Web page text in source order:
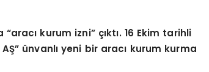
kurum izni” çıktı. 16 Ekim tarihli
ünvanlı yeni bir aracı kurum kurma